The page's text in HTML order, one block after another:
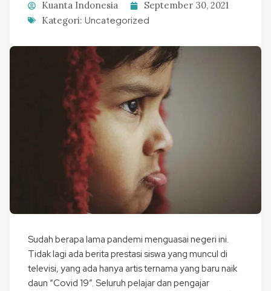
Kuanta Indonesia
September 30, 2021
Kategori: Uncategorized
Sudah berapa lama pandemi menguasai negeri ini.
Tidak lagi ada berita prestasi siswa yang muncul di
televisi, yang ada hanya artis ternama yang baru naik
daun “Covid 19”. Seluruh pelajar dan pengajar